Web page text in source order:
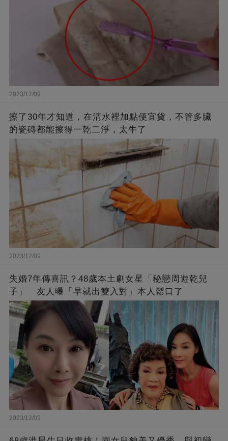
2023/12/09
擦了30年才知道，在清水裡加點便宜貨，不管多臟
的瓷磚都能擦得一乾二淨，太牛了
2023/12/09
失婚7年傳喜訊？48歲本土劇女星「秘戀周遊乾兒
子」 友人曝「早就出雙入對」本人鬆口了
2023/12/09